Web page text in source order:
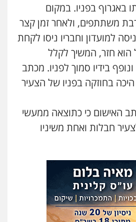
דוק
סמים והימורים
חקירות ומעצרים צווארון לבן והונאה
גורביץ – לוי
פשיעה חמורה מעצרים
צבאי תעבורה
דין חן ברוך
דיני תעבורה
לגטיוי
פשיעה חמורה מעצרים וחקירות
באגרוף בפניו. במקום
משתתפים, ולאחר זמן קצר
למועדון וחבריו ניסו לקחת
חזר, המשיך לקלל
בידיו סמוך לפניו. מכתב
בחוזקה בפניו של הצעיר
האישום כי כתוצאה ממעשי
חבלות ואחת משיניו